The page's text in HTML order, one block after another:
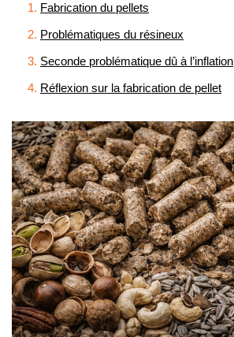
Fabrication du pellets
Problématiques du résineux
Seconde problématique dû à l’inflation
Réflexion sur la fabrication de pellet